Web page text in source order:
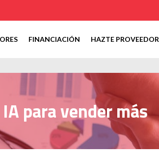
FINANCIACIÓN HAZTE PROVEEDOR
para vender más